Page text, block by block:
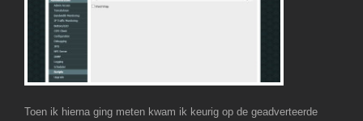
Toen ik hierna ging meten kwam ik keurig op de geadverteerde